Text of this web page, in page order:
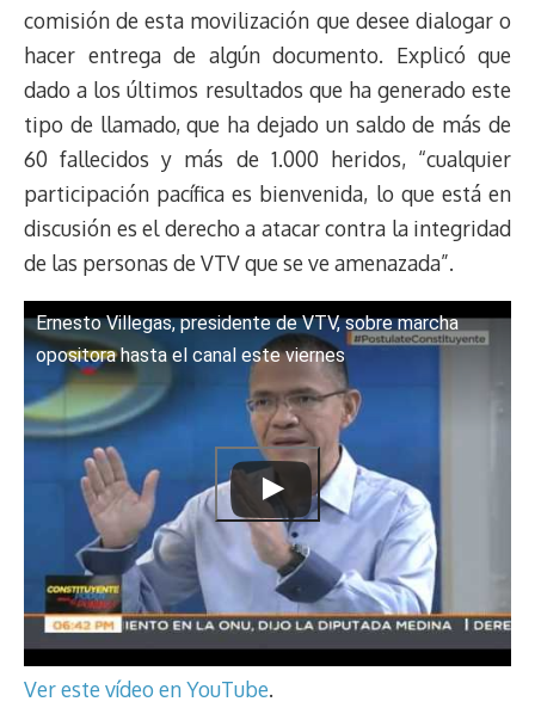
d
i
k
A
p
o
k
d
n
k
r
m
r
e
s
t
comisión de esta movilización que desee dialogar o
hacer entrega de algún documento. Explicó que
dado a los últimos resultados que ha generado este
tipo de llamado, que ha dejado un saldo de más de
60 fallecidos y más de 1.000 heridos, “cualquier
participación pacífica es bienvenida, lo que está en
discusión es el derecho a atacar contra la integridad
de las personas de VTV que se ve amenazada”.
Ernesto Villegas, presidente de VTV, sobre marcha
opositora hasta el canal este viernes
Ver este vídeo en YouTube.